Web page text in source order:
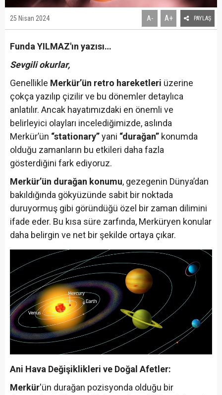
25 Nisan 2024 A- A+ PAYLAŞ
Funda YILMAZ'ın yazısı…
Sevgili okurlar,
Genellikle Merkür’ün retro hareketleri üzerine
çokça yazılıp çizilir ve bu dönemler detaylıca
anlatılır. Ancak hayatımızdaki en önemli ve
belirleyici olayları incelediğimizde, aslında
Merkür’ün “stationary”yani “durağan” konumda
olduğu zamanların bu etkileri daha fazla
gösterdiğini fark ediyoruz.
Merkür’ün durağan konumu, gezegenin Dünya’dan
bakıldığında gökyüzünde sabit bir noktada
duruyormuş gibi göründüğü özel bir zaman dilimini
ifade eder. Bu kısa süre zarfında, Merküryen konular
daha belirgin ve net bir şekilde ortaya çıkar.
Ani Hava Değişiklikleri ve Doğal Afetler:
Merkür'ün durağan pozisyonda olduğu bir